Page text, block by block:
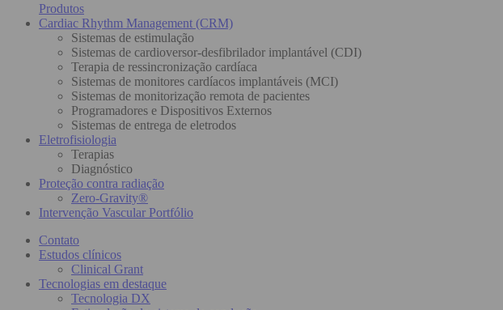
Produtos
Cardiac Rhythm Management (CRM)
Sistemas de estimulação
Sistemas de cardioversor-desfibrilador implantável (CDI)
Terapia de ressincronização cardíaca
Sistemas de monitores cardíacos implantáveis (MCI)
Sistemas de monitorização remota de pacientes
Programadores e Dispositivos Externos
Sistemas de entrega de eletrodos
Eletrofisiologia
Terapias
Diagnóstico
Proteção contra radiação
Zero-Gravity®
Intervenção Vascular Portfólio
Contato
Estudos clínicos
Clinical Grant
Tecnologias em destaque
Tecnologia DX